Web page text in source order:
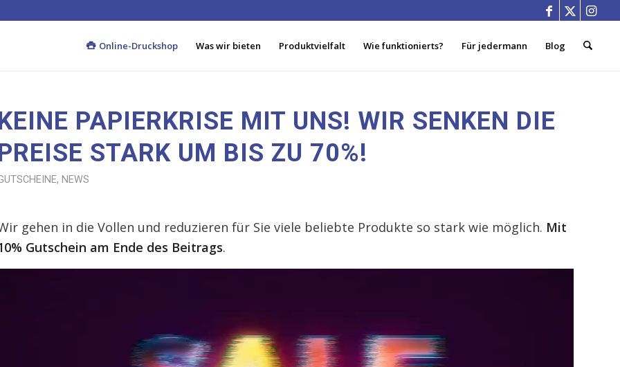
Online-Druckshop Was wir bieten Produktvielfalt Wie funktionierts? Für jedermann Blog
PAPIERKRISE MIT UNS! WIR SENKEN DIE
STARK UM BIS ZU 70%!
, NEWS
gehen in die Vollen und reduzieren für Sie viele beliebte Produkte so stark wie möglich. Mit
Gutschein am Ende des Beitrags.